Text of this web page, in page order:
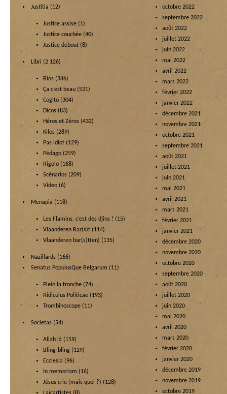
Justitia (12)
Justice assise (1)
Justice couchée (40)
Justice debout (8)
Libri (2 126)
Bios (386)
Ça c’est beau (531)
Cogito (304)
Dicos (83)
Héros et Zéros (432)
Kilos (289)
Pas idiot (129)
Pédago (259)
Rigolo (168)
Scénarios (209)
Video (6)
Menapia (118)
Les Flamins, c’est des djins ! (15)
Vlaanderen Bar(s)t (114)
Vlaanderen bar(s)t(en) (135)
Nazillards (166)
Senatus PopulusQue Belgarum (11)
Plein la tronche (74)
Ridiculus Politicae (193)
Trombinoscope (11)
Societas (54)
Allah là (159)
Bling-bling (129)
Ecclesia (96)
In memoriam (16)
Jésus crie (mais quoi ?) (128)
octobre 2022
septembre 2022
août 2022
juillet 2022
juin 2022
mai 2022
avril 2022
mars 2022
février 2022
janvier 2022
décembre 2021
novembre 2021
octobre 2021
septembre 2021
août 2021
juillet 2021
juin 2021
mai 2021
avril 2021
mars 2021
février 2021
janvier 2021
décembre 2020
novembre 2020
octobre 2020
septembre 2020
août 2020
juillet 2020
juin 2020
mai 2020
avril 2020
mars 2020
février 2020
janvier 2020
décembre 2019
novembre 2019
octobre 2019